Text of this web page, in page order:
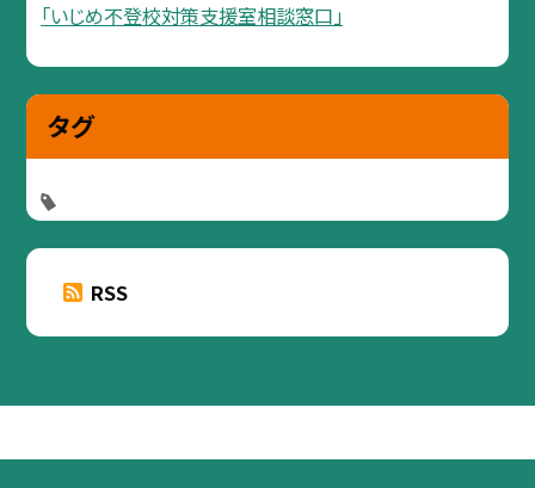
「いじめ不登校対策支援室相談窓口」
タグ
RSS